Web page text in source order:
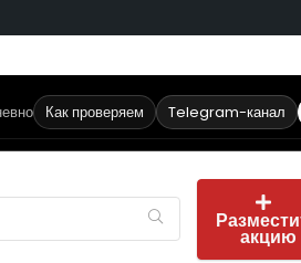
Как проверяем Telegram-канал
акцию